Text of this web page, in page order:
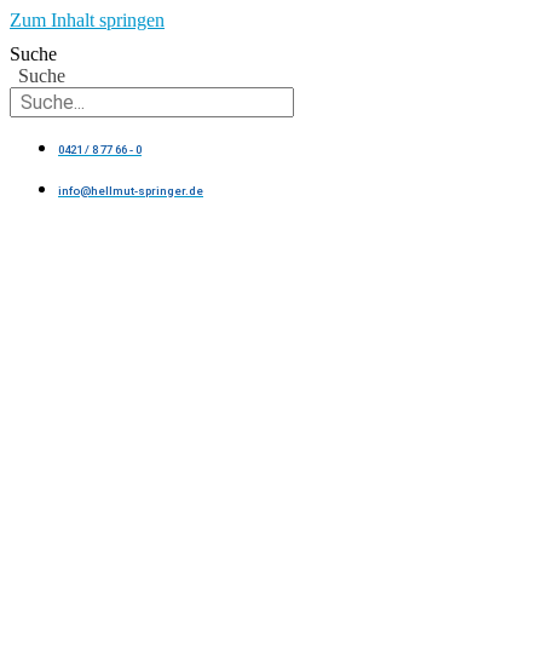
Zum Inhalt springen
Suche
Suche
0421 / 8 77 66 - 0
info@hellmut-springer.de